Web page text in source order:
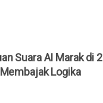
Suara AI Marak di
Logika